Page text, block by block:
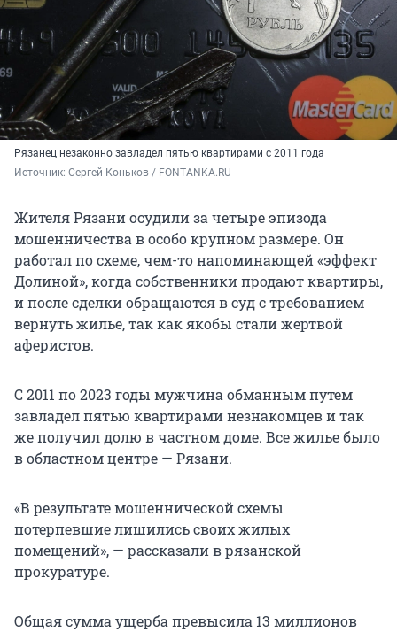
Рязанец незаконно завладел пятью квартирами с 2011 года
Источник: Сергей Коньков / FONTANKA.RU
Жителя Рязани осудили за четыре эпизода
мошенничества в особо крупном размере. Он
работал по схеме, чем-то напоминающей «эффект
Долиной», когда собственники продают квартиры,
и после сделки обращаются в суд с требованием
вернуть жилье, так как якобы стали жертвой
аферистов.
С 2011 по 2023 годы мужчина обманным путем
завладел пятью квартирами незнакомцев и так
же получил долю в частном доме. Все жилье было
в областном центре — Рязани.
«В результате мошеннической схемы
потерпевшие лишились своих жилых
помещений», — рассказали в рязанской
прокуратуре.
Общая сумма ущерба превысила 13 миллионов